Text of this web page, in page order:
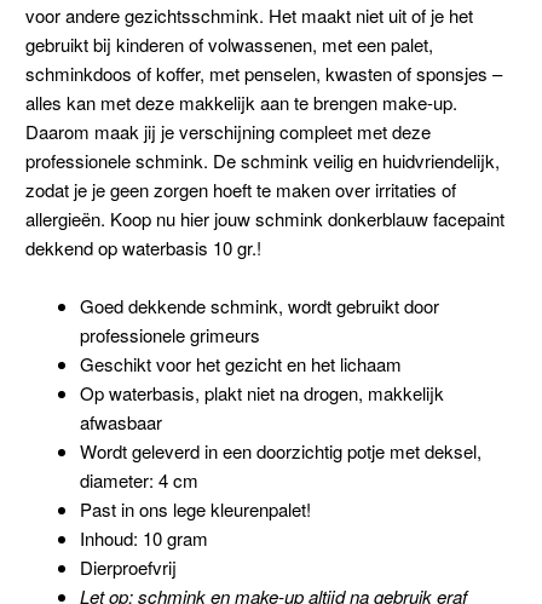
voor andere gezichtsschmink. Het maakt niet uit of je het
gebruikt bij kinderen of volwassenen, met een palet,
schminkdoos of koffer, met penselen, kwasten of sponsjes –
alles kan met deze makkelijk aan te brengen make-up.
Daarom maak jij je verschijning compleet met deze
professionele schmink. De schmink veilig en huidvriendelijk,
zodat je je geen zorgen hoeft te maken over irritaties of
allergieën. Koop nu hier jouw schmink donkerblauw facepaint
dekkend op waterbasis 10 gr.!
Goed dekkende schmink, wordt gebruikt door
professionele grimeurs
Geschikt voor het gezicht en het lichaam
Op waterbasis, plakt niet na drogen, makkelijk
afwasbaar
Wordt geleverd in een doorzichtig potje met deksel,
diameter: 4 cm
Past in ons lege kleurenpalet!
Inhoud: 10 gram
Dierproefvrij
Let op: schmink en make-up altijd na gebruik eraf